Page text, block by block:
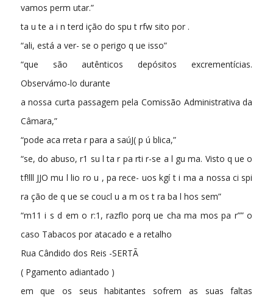
vamos perm utar.”
ta u te a i n terd ição do spu t rfw sito por .
“ali, está a ver- se o perigo q ue isso”
“que são autênticos depósitos excrementícias.
Observámo-lo durante
a nossa curta passagem pela Comissão Administrativa da
Câmara,”
“pode aca rreta r para a saúJ( p ú blica,”
“se, do abuso, r1 su l ta r pa rti r-se a l gu­ ma. Visto q ue o
tf!lll JJO mu l lio ro u , pa rece- uos kgí t i ma a nossa ci spi
ra ção de q ue se coucl u a m os t ra ba l hos sem”
“m11 i s d em o r:1, razflo porq ue cha ma mos pa r”” o
caso Tabacos por atacado e a retalho
Rua Cândido dos Reis -SERTÃ
( Pgamento adiantado )
em que os seus habitantes sofrem as suas faltas